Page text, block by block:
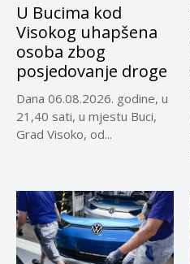
U Bucima kod
Visokog uhapšena
osoba zbog
posjedovanje droge
Dana 06.08.2026. godine, u
21,40 sati, u mjestu Buci,
Grad Visoko, od...